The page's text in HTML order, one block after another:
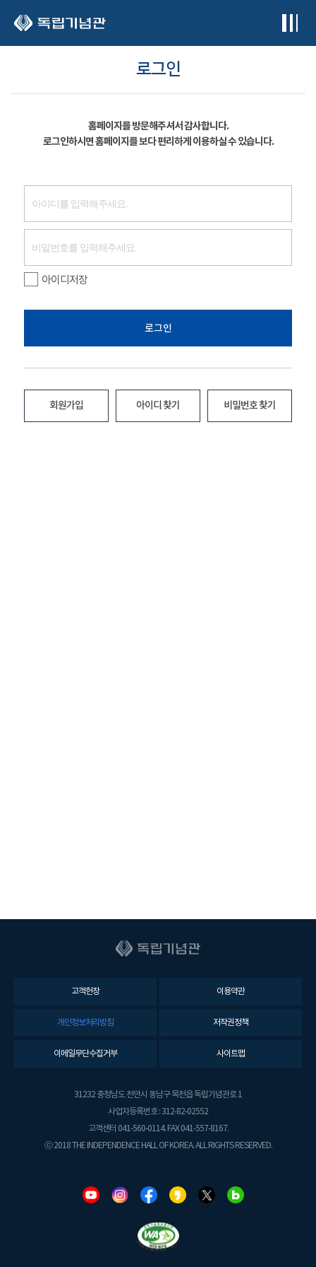
로그인
홈페이지를 방문해주셔서 감사합니다.
로그인하시면 홈페이지를 보다 편리하게 이용하실 수 있습니다.
아이디저장
로그인
회원가입 아이디 찾기 비밀번호 찾기
고객헌장 이용약관
개인정보처리방침 저작권정책
이메일무단수집거부 사이트맵
31232 충청남도 천안시 동남구 목천읍 독립기념관로 1
사업자등록번호 : 312-82-02552
고객센터 041-560-0114. FAX 041-557-8167.
ⓒ 2018 THE INDEPENDENCE HALL OF KOREA. ALL RIGHTS RESERVED.